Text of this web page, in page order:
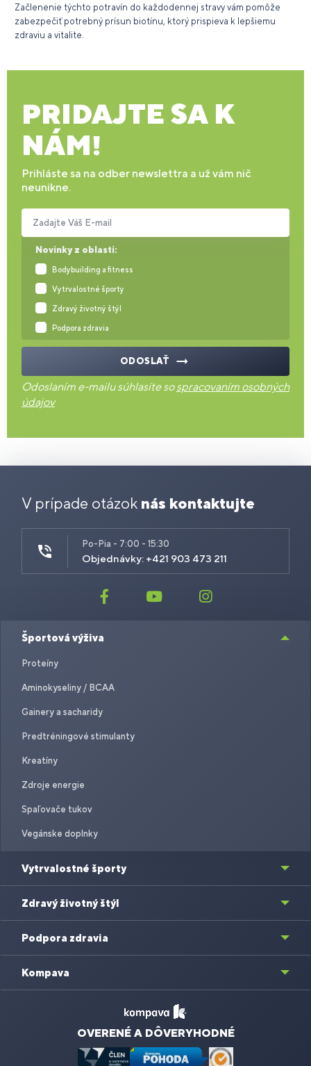
Začlenenie týchto potravín do každodennej stravy vám pomôže
zabezpečiť potrebný prísun biotínu, ktorý prispieva k lepšiemu
zdraviu a vitalite.
PRIDAJTE SA K
NÁM!
Prihláste sa na odber newslettra a už vám nič
neunikne.
Novinky z oblasti:
Bodybuilding a fitness
Vytrvalostné športy
Zdravý životný štýl
Podpora zdravia
Zadajte Váš E-mail
ODOSLAŤ
Odoslaním e-mailu súhlasíte sospracovaním osobných
údajov
V prípade otázok nás kontaktujte
Po-Pia - 7:00 - 15:30
Objednávky: +421 903 473 211
Športová výživa
Proteíny
Aminokyseliny / BCAA
Gainery a sacharidy
Predtréningové stimulanty
Kreatíny
Zdroje energie
Spaľovače tukov
Vegánske doplnky
Vytrvalostné športy
Zdravý životný štýl
Podpora zdravia
Kompava
OVERENÉ A DÔVERYHODNÉ